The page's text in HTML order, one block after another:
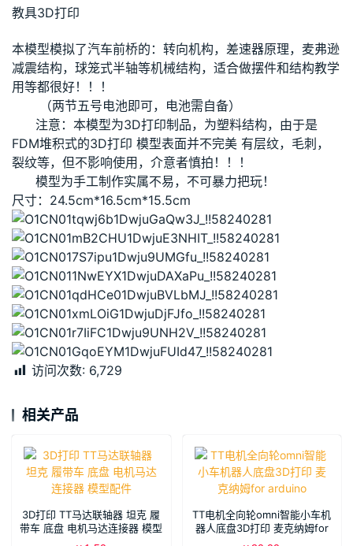
教具3D打印
本模型模拟了汽车前桥的：转向机构，差速器原理，麦弗逊
减震结构，球笼式半轴等机械结构，适合做摆件和结构教学
用等都很好！！！
（两节五号电池即可，电池需自备）
注意：本模型为3D打印制品，为塑料结构，由于是
FDM堆积式的3D打印 模型表面并不完美 有层纹，毛刺，
裂纹等，但不影响使用，介意者慎拍！！！
模型为手工制作实属不易，不可暴力把玩！
尺寸：24.5cm*16.5cm*15.5cm
访问次数: 6,729
相关产品
3D打印 TT马达联轴器 坦克 履
带车 底盘 电机马达连接器 模型
配件
TT电机全向轮omni智能小车机
器人底盘3D打印 麦克纳姆for
arduino